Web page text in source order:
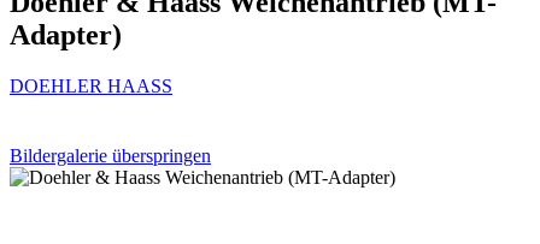
Adapter)
DOEHLER HAASS
Bildergalerie überspringen